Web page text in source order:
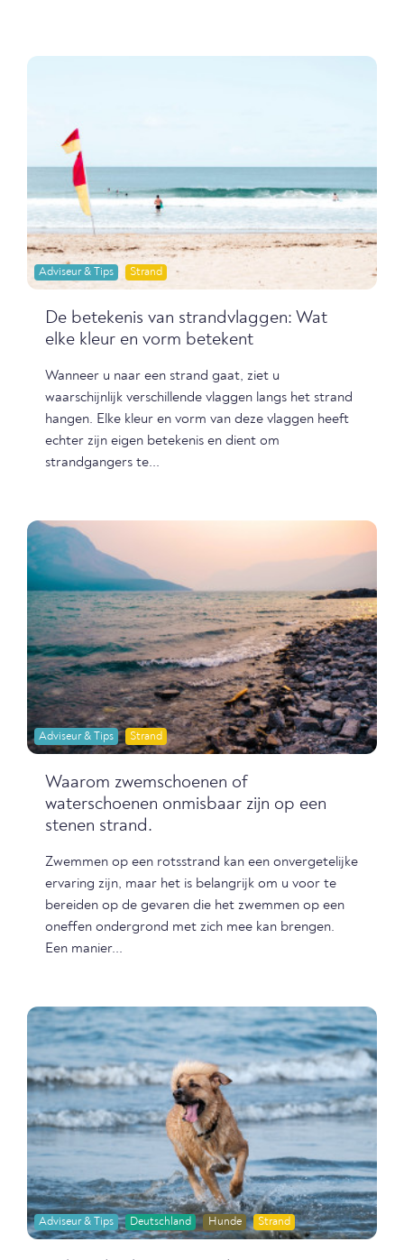
Adviseur & Tips Strand
De betekenis van strandvlaggen: Wat
elke kleur en vorm betekent
Wanneer u naar een strand gaat, ziet u
waarschijnlijk verschillende vlaggen langs het strand
hangen. Elke kleur en vorm van deze vlaggen heeft
echter zijn eigen betekenis en dient om
strandgangers te...
Adviseur & Tips Strand
Waarom zwemschoenen of
waterschoenen onmisbaar zijn op een
stenen strand.
Zwemmen op een rotsstrand kan een onvergetelijke
ervaring zijn, maar het is belangrijk om u voor te
bereiden op de gevaren die het zwemmen op een
oneffen ondergrond met zich mee kan brengen.
Een manier...
Adviseur & Tips Deutschland Hunde Strand